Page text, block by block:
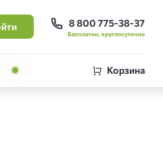
8 800 775-38-37
Бесплатно, круглосуточно
Корзина